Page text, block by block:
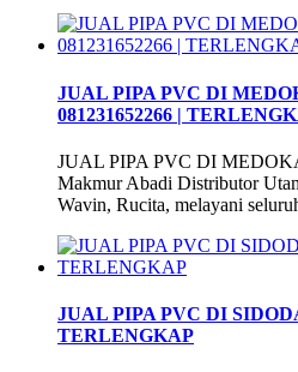
JUAL PIPA PVC DI
081231652266 |
JUAL PIPA PVC DI
Makmur Abadi Distributor
Wavin, Rucita, melayani
JUAL PIPA PVC DI
TERLENGKAP